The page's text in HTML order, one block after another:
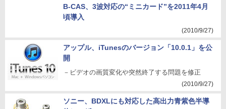
B-CAS、3波対応の“ミニカード”を2011年4月
頃導入
(2010/9/27)
アップル、iTunesのバージョン「10.0.1」を公
開
－ビデオの画質変化や突然終了する問題を修正
(2010/9/27)
ソニー、BDXLにも対応した高出力青紫色半導